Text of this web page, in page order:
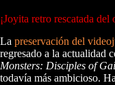
¡Joyita retro rescatada
La preservación del
regresado a la actualidad
Monsters: Disciples of
todavía más ambicioso.